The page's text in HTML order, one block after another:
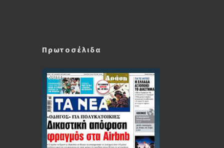
Πρωτοσέλιδα